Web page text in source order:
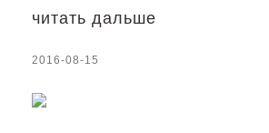
читать дальше
2016-08-15